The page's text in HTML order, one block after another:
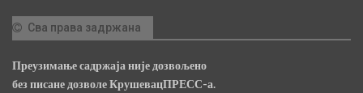
Сва права задржана
Преузимање садржаја није дозвољено
без писане дозволе КрушевацПРЕСС-а.